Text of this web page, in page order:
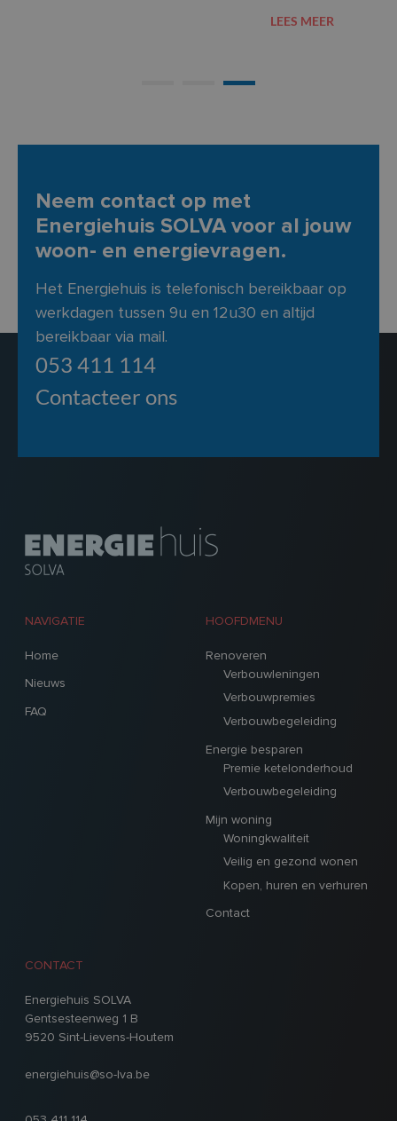
Neem contact op met
Energiehuis SOLVA voor al jouw
woon- en energievragen.
Het Energiehuis is telefonisch bereikbaar op
werkdagen tussen 9u en 12u30 en altijd
bereikbaar via mail.
053 411 114
Contacteer ons
NAVIGATIE
Home
Nieuws
FAQ
HOOFDMENU
Renoveren
Verbouwleningen
Verbouwpremies
Verbouwbegeleiding
Energie besparen
Premie ketelonderhoud
Verbouwbegeleiding
Mijn woning
Woningkwaliteit
Veilig en gezond wonen
Kopen, huren en verhuren
Contact
CONTACT
Energiehuis SOLVA
Gentsesteenweg 1 B
9520 Sint-Lievens-Houtem
energiehuis@so-lva.be